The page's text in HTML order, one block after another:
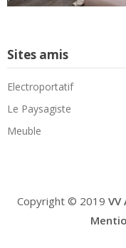
Sites amis
Electroportatif
Le Paysagiste
Meuble
Copyright © 2019 VV